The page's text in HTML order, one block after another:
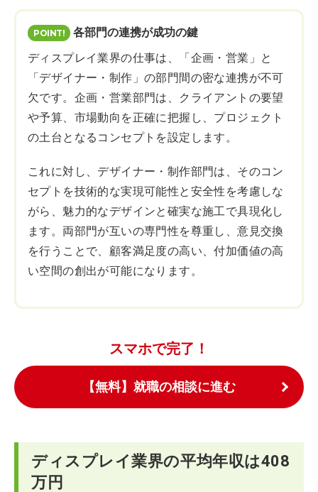
各部門の連携が成功の鍵
ディスプレイ業界の仕事は、「企画・営業」と
「デザイナー・制作」の部門間の密な連携が不可
欠です。企画・営業部門は、クライアントの要望
や予算、市場動向を正確に把握し、プロジェクト
の土台となるコンセプトを設定します。
これに対し、デザイナー・制作部門は、そのコン
セプトを技術的な実現可能性と安全性を考慮しな
がら、魅力的なデザインと確実な施工で具現化し
ます。両部門が互いの専門性を尊重し、意見交換
を行うことで、顧客満足度の高い、付加価値の高
い空間の創出が可能になります。
スマホで完了！
【無料】就職の相談に進む
ディスプレイ業界の平均年収は408
万円